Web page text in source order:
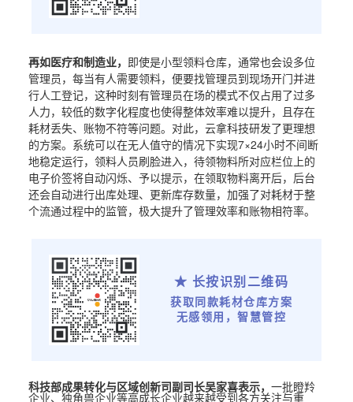
再如医疗和制造业， 即使是小型领料仓库，通常也会设多位
管理员，每当有人需要领料，便要找管理员到现场开门并进
行人工登记，这种时刻有管理员在场的模式不仅占用了过多
人力，较低的数字化程度也使得整体效率难以提升，且存在
耗材丢失、账物不符等问题。对此，云拿科技研发了更理想
的方案。系统可以在无人值守的情况下实现7×24小时不间断
地稳定运行，领料人员刷脸进入，待领物料所对应栏位上的
电子价签将自动闪烁、予以提示，在领取物料离开后，后台
还会自动进行出库处理、更新库存数量，加强了对耗材于整
个流通过程中的监管，极大提升了管理效率和账物相符率。
★ 长按识别二维码
获取同款耗材仓库方案
无感领用，智慧管控
科技部成果转化与区域创新司副司长吴家喜表示， 一批瞪羚
企业、独角兽企业等高成长企业越来越受到各方关注与重